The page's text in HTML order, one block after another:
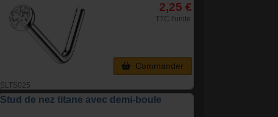
SLTS025
2,25 €
TTC l'unite
Commander
Stud de nez titane avec demi-boule